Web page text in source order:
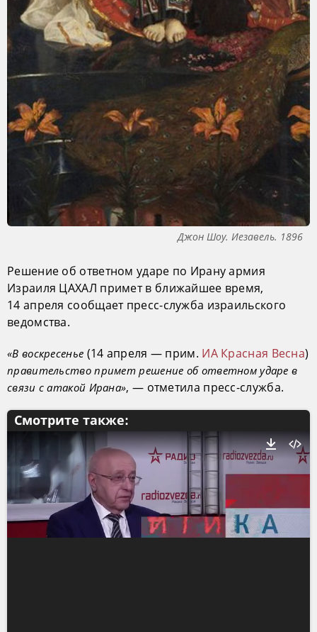
Джон Шоу. Иезавель. 1896
Решение об ответном ударе по Ирану армия
Израиля ЦАХАЛ примет в ближайшее время,
14 апреля сообщает пресс-служба израильского
ведомства.
«В воскресенье (14 апреля — прим. ИА Красная Весна)
правительство примет решение об ответном ударе в
связи с атакой Ирана», — отметила пресс-служба.
Смотрите также: